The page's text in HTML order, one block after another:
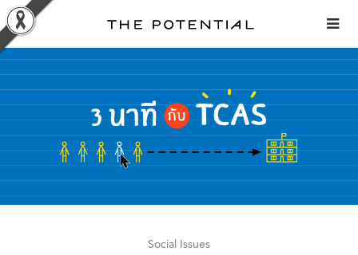
Skip
to
content
Social Issues